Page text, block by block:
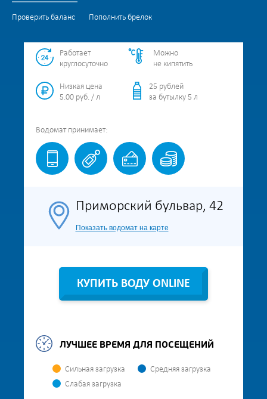
Проверить баланс Пополнить брелок
Работает
круглосуточно
Можно
не кипятить
Низкая цена
5.00 руб. / л
25 рублей
за бутылку 5 л
Водомат принимает:
Приморский бульвар, 42
Показать водомат на карте
КУПИТЬ ВОДУ ONLINE
ЛУЧШЕЕ ВРЕМЯ ДЛЯ ПОСЕЩЕНИЙ
Сильная загрузка
Средняя загрузка
Слабая загрузка